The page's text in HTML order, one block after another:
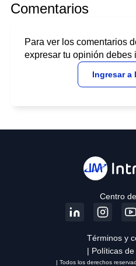
Comentarios
Para ver los comentarios
expresar tu opinión debes
Ingresar a
Centro
Términos y
| Políticas
| Todos los derechos